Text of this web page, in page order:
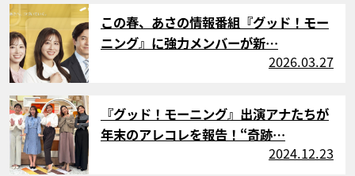
サムネイル
この春、あさの情報番組『グッド！モー
ニング』に強力メンバーが新…
2026.03.27
サムネイル
『グッド！モーニング』出演アナたちが
年末のアレコレを報告！“奇跡…
2024.12.23